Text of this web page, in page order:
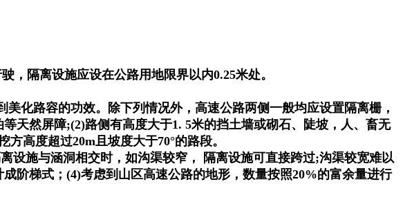
隔离设施应设在公路用地限界以内0.25米处。
化路容的功效。除下列情况外，高速公路两侧一般均应设置隔离栅，
天然屏障;(2)路侧有高度大于1. 5米的挡土墙或砌石、陡坡，人、畜无
高度超过20m且坡度大于70°的路段。
设施与涵洞相交时，如沟渠较窄， 隔离设施可直接跨过;沟渠较宽难以
阶梯式；(4)考虑到山区高速公路的地形，数量按照20%的富余量进行